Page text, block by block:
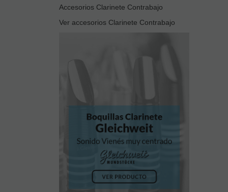
Accesorios Clarinete Contrabajo
Ver accesorios Clarinete Contrabajo